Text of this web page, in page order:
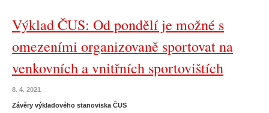
Výklad ČUS: Od pondělí je možné s
omezeními organizovaně sportovat na
venkovních a vnitřních sportovištích
8. 4. 2021
Závěry výkladového stanoviska ČUS